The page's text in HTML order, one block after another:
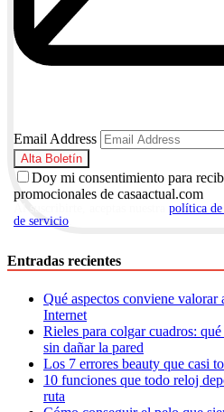
Email Address
Doy mi consentimiento para
promocionales de casaactual.com
política
de servicio
Entradas recientes
Qué aspectos conviene
Internet
Rieles para colgar cuadros:
sin dañar la pared
Los 7 errores beauty que casi
10 funciones que todo reloj
ruta